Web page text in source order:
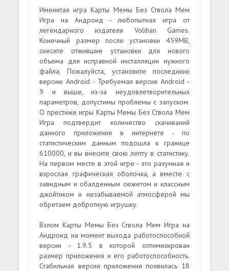
Именитая игра Карты Мемы Без Ствола Мем
Игра на Андроид - любопытная игра от
легендарного издателя Volihan Games.
Конечный размер после установки 459MB,
снесите отжившие установки для нового
объема для исправной инсталляции нужного
файла. Пожалуйста, установите последнюю
версию Android - Требуемая версия Android -
9 и выше, из-за неудовлетворительных
параметров, допустимы проблемы с запуском.
О престиже игры Карты Мемы Без Ствола Мем
Игра подтвердит количество скачиваний
данного приложения в интернете - по
статистическим данным подошла к границе
610000, и вы внесите свою лепту в статистику.
На первом месте в этой игре - это разумная и
взрослая графическая оболочка, а вместе с
завидным и обалденным сюжетом и классным
джойтиком и незабываемой атмосферой мы
обретаем добротную игрушку.
Взлом Карты Мемы Без Ствола Мем Игра на
Андроид на момент выхода работоспособной
версии - 1.9.5 в которой оптимизирован
размер приложения и его работоспособность.
Стабильная версия приложения появилась 18